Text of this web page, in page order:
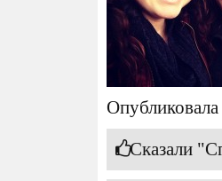
Опубликовала
Сказали